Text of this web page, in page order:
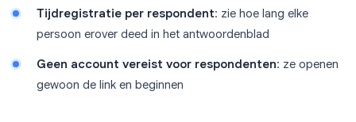
Tijdregistratie per respondent: zie hoe lang elke
persoon erover deed in het antwoordenblad
Geen account vereist voor respondenten: ze openen
gewoon de link en beginnen